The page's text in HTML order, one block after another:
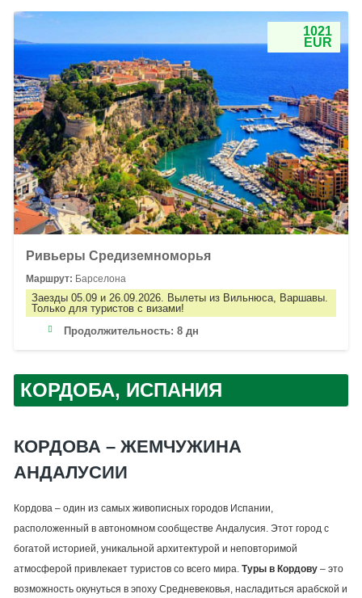
1021
EUR
Ривьеры Средиземноморья
Маршрут: Барселона
Заезды 05.09 и 26.09.2026. Вылеты из Вильнюса, Варшавы.
Только для туристов с визами!
Продолжительность: 8 дн
КОРДОБА, ИСПАНИЯ
КОРДОВА – ЖЕМЧУЖИНА
АНДАЛУСИИ
Кордова – один из самых живописных городов Испании,
расположенный в автономном сообществе Андалусия. Этот город с
богатой историей, уникальной архитектурой и неповторимой
атмосферой привлекает туристов со всего мира. Туры в Кордову– это
возможность окунуться в эпоху Средневековья, насладиться арабской и